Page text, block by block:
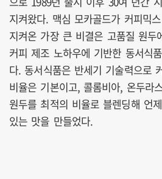
지켜왔다. 맥심 모카골드가 커피믹
지켜온 가장 큰 비결은 고품질 원두
커피 제조 노하우에 기반한 동서식
다. 동서식품은 반세기 기술력으로
비율은 기본이고, 콜롬비아, 온두라
원두를 최적의 비율로 블렌딩해 언
있는 맛을 만들었다.